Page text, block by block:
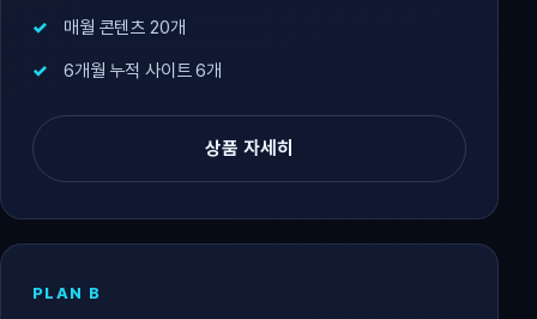
매월 콘텐츠 20개
6개월 누적 사이트 6개
상품 자세히
PLAN B